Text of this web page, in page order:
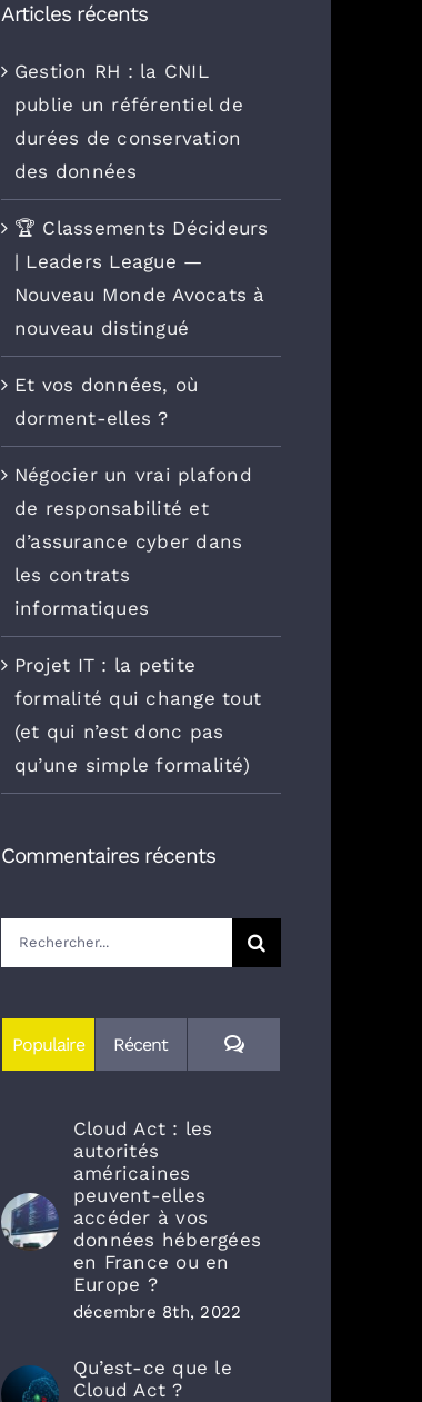
Articles récents
Gestion RH : la CNIL
publie un référentiel de
durées de conservation
des données
🏆 Classements Décideurs
| Leaders League —
Nouveau Monde Avocats à
nouveau distingué
Et vos données, où
dorment-elles ?
Négocier un vrai plafond
de responsabilité et
d’assurance cyber dans
les contrats
informatiques
Projet IT : la petite
formalité qui change tout
(et qui n’est donc pas
qu’une simple formalité)
Commentaires récents
Rechercher:
Populaire Récent Commentaires
Cloud Act : les
autorités
américaines
peuvent-elles
accéder à vos
données hébergées
en France ou en
Europe ?
décembre 8th, 2022
Qu’est-ce que le
Cloud Act ?